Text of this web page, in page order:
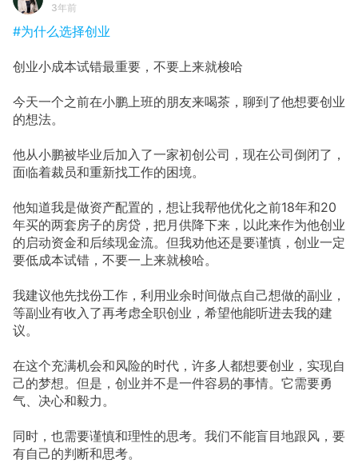
3年前
#为什么选择创业
创业小成本试错最重要，不要上来就梭哈
今天一个之前在小鹏上班的朋友来喝茶，聊到了他想要创业
的想法。
他从小鹏被毕业后加入了一家初创公司，现在公司倒闭了，
面临着裁员和重新找工作的困境。
他知道我是做资产配置的，想让我帮他优化之前18年和20
年买的两套房子的房贷，把月供降下来，以此来作为他创业
的启动资金和后续现金流。但我劝他还是要谨慎，创业一定
要低成本试错，不要一上来就梭哈。
我建议他先找份工作，利用业余时间做点自己想做的副业，
等副业有收入了再考虑全职创业，希望他能听进去我的建
议。
在这个充满机会和风险的时代，许多人都想要创业，实现自
己的梦想。但是，创业并不是一件容易的事情。它需要勇
气、决心和毅力。
同时，也需要谨慎和理性的思考。我们不能盲目地跟风，要
有自己的判断和思考。